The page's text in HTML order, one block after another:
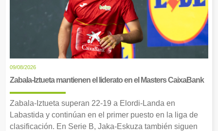
09/08/2026
Zabala-Iztueta mantienen el liderato en el Masters CaixaBank
Zabala-Iztueta superan 22-19 a Elordi-Landa en
Labastida y continúan en el primer puesto en la liga de
clasificación. En Serie B, Jaka-Eskuza también siguen